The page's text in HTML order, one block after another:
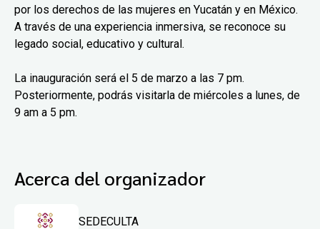
por los derechos de las mujeres en Yucatán y en México.
A través de una experiencia inmersiva, se reconoce su
legado social, educativo y cultural.
La inauguración será el 5 de marzo a las 7 pm.
Posteriormente, podrás visitarla de miércoles a lunes, de
9 am a 5 pm.
Acerca del organizador
SEDECULTA